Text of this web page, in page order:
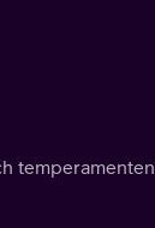
temperamenten